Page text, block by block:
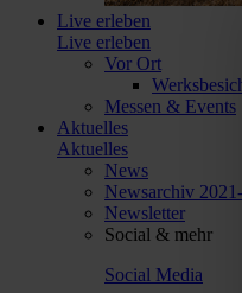
Live erleben
Live erleben
Vor Ort
Messen & Events
Aktuelles
Aktuelles
News
Newsarchiv 2021-
Newsletter
Social & mehr
Social Media